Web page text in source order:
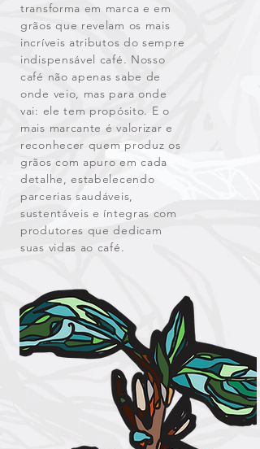
transforma em marca e em
grãos que revelam os mais
incríveis atributos do sempre
indispensável café. Nosso
café não apenas sabe de
onde veio, mas para onde
vai: ele tem propósito. E o
mais marcante é valorizar e
reconhecer quem produz os
grãos com apuro em cada
detalhe, estabelecendo
parcerias saudáveis,
sustentáveis e íntegras com
produtores que dedicam
suas vidas ao café.